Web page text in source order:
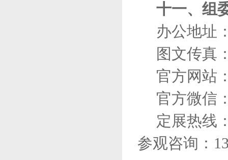
十一、组
办公地址
图文传真
官方网站
官方微信
定展热线
参观咨询： 1